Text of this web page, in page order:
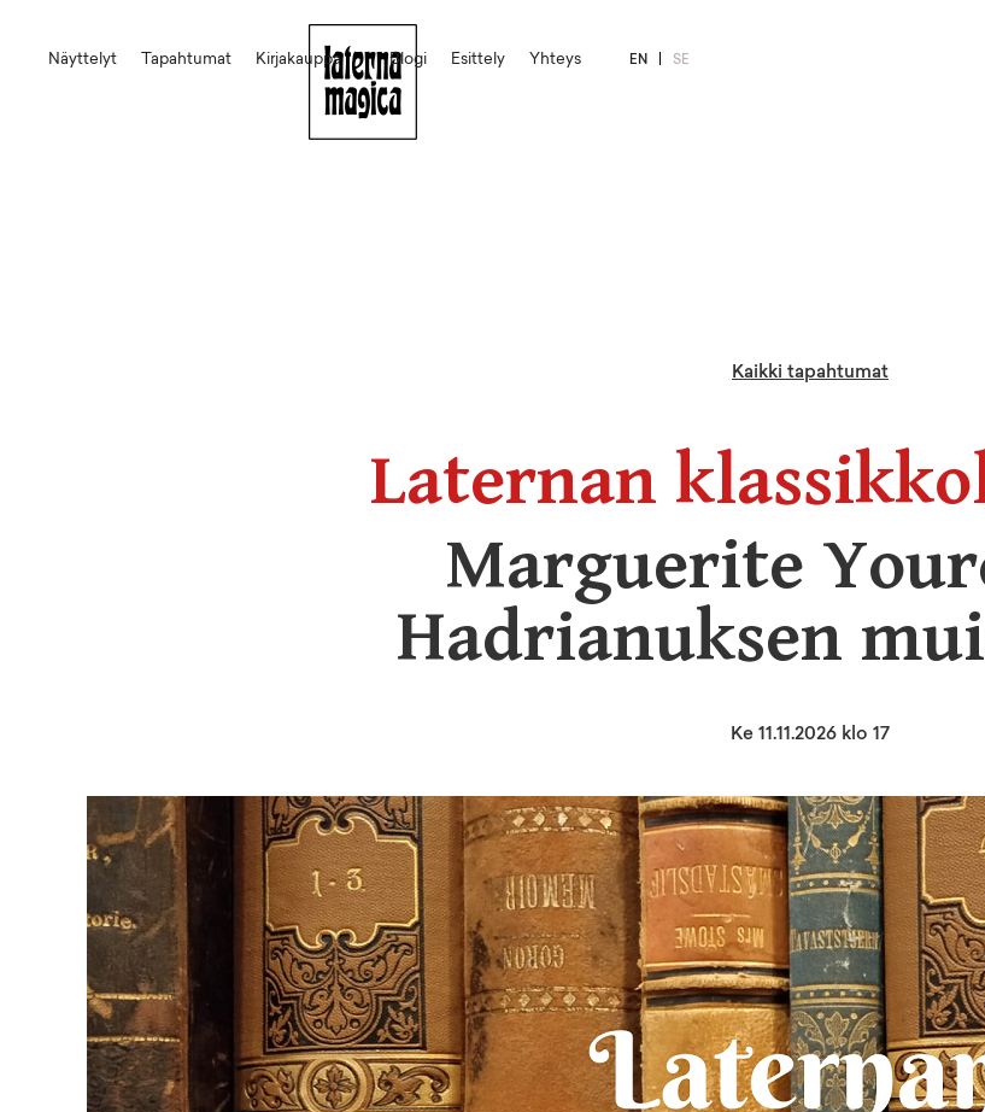
Näyttelyt Tapahtumat Kirjakauppa EN SE
Blogi Esittely Yhteys
Kaikki tapahtumat
Laternan
Marguerite
Hadrianuksen
Ke 11.11.2026 klo 17